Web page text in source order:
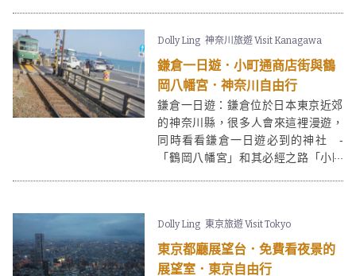
Dolly Ling 神奈川旅遊 Visit Kanagawa
鎌倉一日遊．小町通商店街與鶴
岡八幡宮．神奈川自由行
鎌倉一日遊：鎌倉位於日本東京近郊
的神奈川縣，很多人會來這裡漫遊，
同時看看鎌倉一日遊必到的神社 -
「鶴岡八幡宮」和其必經之路「小町
兒當入樽」裡的經典場景。不少人會
更會把鎌倉和江之島結合作一天的行
程。
Dolly Ling 東京旅遊 Visit Tokyo
東京都廳展望台．免費看夜景的
展望室．東京自由行